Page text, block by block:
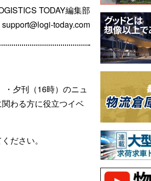
TODAY編集部
today.com
・夕刊（16時）のニュ
わる方に役立つイベ
ださい。